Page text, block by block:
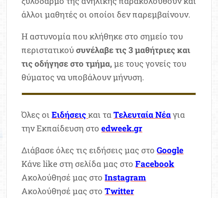
άλλοι μαθητές οι οποίοι δεν παρεμβαίνουν.
Η αστυνομία που κλήθηκε στο σημείο του
περιστατικούσυνέλαβε τις 3 μαθήτριες και
τις οδήγησε στο τμήμα,με τους γονείς του
θύματος να υποβάλουν μήνυση.
Όλες οιΕιδήσειςκαι ταΤελευταία Νέαγια
την Εκπαίδευση στοedweek.gr
Διάβασε όλες τις ειδήσεις μας στοGoogle
Κάνε like στη σελίδα μας στοFacebook
Ακολούθησέ μας στοInstagram
Ακολούθησέ μας στοTwitter